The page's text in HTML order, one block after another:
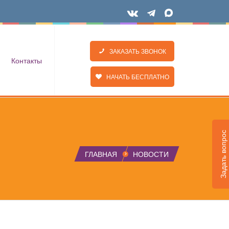
Контакты
ЗАКАЗАТЬ ЗВОНОК
НАЧАТЬ БЕСПЛАТНО
ГЛАВНАЯ НОВОСТИ Задать вопрос